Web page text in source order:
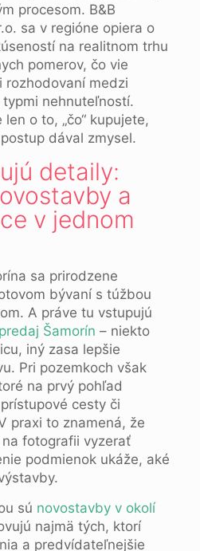
procesom. B&B
sa v regióne opiera o
na realitnom trhu
pomerov, čo vie
rozhodovaní medzi
nehnuteľností.
o to, „čo“ kupujete,
dával zmysel.
detaily:
a
v jednom
sa prirodzene
bývaní s túžbou
A práve tu vstupujú
Šamorín – niekto
iný zasa lepšie
Pri pozemkoch však
na prvý pohľad
cesty či
praxi to znamená, že
fotografii vyzerať
podmienok ukáže, aké
sú novostavby v okolí
najmä tých, ktorí
a predvídateľnejšie